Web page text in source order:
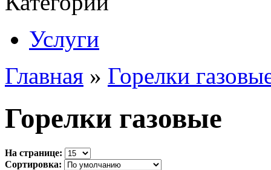
Услуги
Главная » Горелки
Горелки газовые
На странице:
Сортировка: